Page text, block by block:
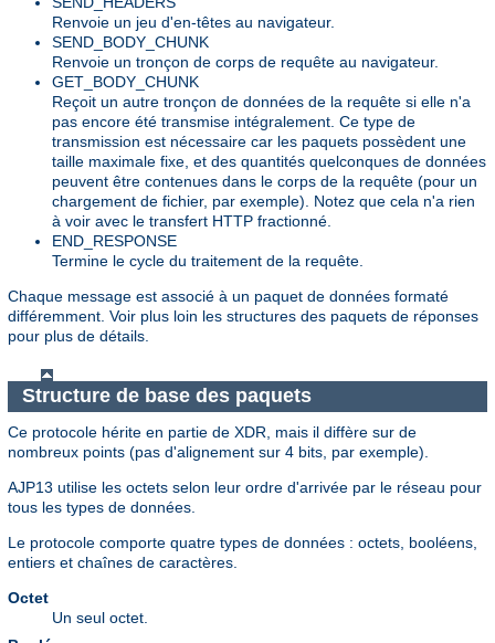
Renvoie un jeu d'en-têtes au navigateur.
SEND_BODY_CHUNK
Renvoie un tronçon de corps de requête au navigateur.
GET_BODY_CHUNK
Reçoit un autre tronçon de données de la requête si elle n'a
pas encore été transmise intégralement. Ce type de
transmission est nécessaire car les paquets possèdent une
taille maximale fixe, et des quantités quelconques de données
peuvent être contenues dans le corps de la requête (pour un
chargement de fichier, par exemple). Notez que cela n'a rien
à voir avec le transfert HTTP fractionné.
END_RESPONSE
Termine le cycle du traitement de la requête.
Chaque message est associé à un paquet de données formaté
différemment. Voir plus loin les structures des paquets de réponses
pour plus de détails.
Structure de base des paquets
Ce protocole hérite en partie de XDR, mais il diffère sur de
nombreux points (pas d'alignement sur 4 bits, par exemple).
AJP13 utilise les octets selon leur ordre d'arrivée par le réseau pour
tous les types de données.
Le protocole comporte quatre types de données : octets, booléens,
entiers et chaînes de caractères.
Octet
Un seul octet.